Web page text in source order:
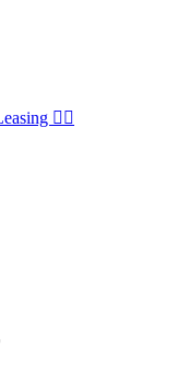
🚴‍♂️